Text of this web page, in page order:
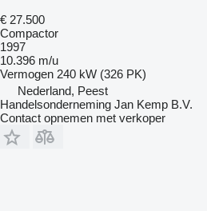
€ 27.500
Compactor
1997
10.396 m/u
Vermogen 240 kW (326 PK)
Nederland, Peest
Handelsonderneming Jan Kemp B.V.
Contact opnemen met verkoper